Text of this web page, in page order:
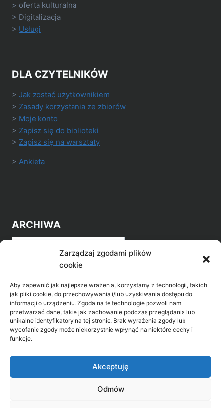
Zarządzaj zgodami plików
cookie
Aby zapewnić jak najlepsze wrażenia, korzystamy z technologii, takich
jak pliki cookie, do przechowywania i/lub uzyskiwania dostępu do
informacji o urządzeniu. Zgoda na te technologie pozwoli nam
przetwarzać dane, takie jak zachowanie podczas przeglądania lub
unikalne identyfikatory na tej stronie. Brak wyrażenia zgody lub
wycofanie zgody może niekorzystnie wpłynąć na niektóre cechy i
funkcje.
Akceptuję
Odmów
> oferta kulturalna
> Digitalizacja
> Usługi
DLA CZYTELNIKÓW
> Jak zostać użytkownikiem
> Zasady korzystania ze zbiorów
> Moje konto
> Zapisz się do biblioteki
> Zapisz się na warsztaty
> Ankieta
ARCHIWA
Archiwa
POZNAJ LEPIEJ NASZ REGION
>Gołdap Mazurski Zdrój